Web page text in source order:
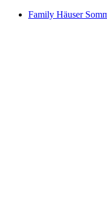
Family Häuser